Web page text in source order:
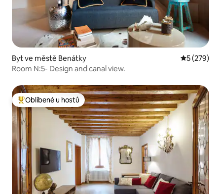
Byt ve městě Benátky Průměrné
5 (279)
Room N:5- Design and canal view.
Nejlepší v kategorii Oblíbené u hostů
Oblíbené u hostů